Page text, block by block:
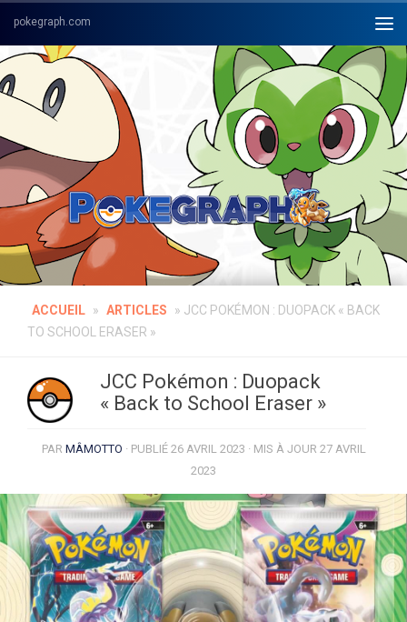
Skip to content
ACCUEIL » ARTICLES » JCC POKÉMON : DUOPACK « BACK
TO SCHOOL ERASER »
JCC Pokémon : Duopack
« Back to School Eraser »
PAR MÂMOTTO · PUBLIÉ 26 AVRIL 2023 · MIS À JOUR 27 AVRIL
2023